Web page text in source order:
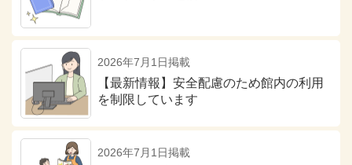
2026年7月1日掲載
【最新情報】安全配慮のため館内の利用
を制限しています
2026年7月1日掲載